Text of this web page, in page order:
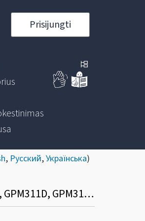
Prisijungti
, Русский,Українська)
Kuriais atvejais pildomi metinės pajamų mokesčio deklaracijos priedai (GPM311B, GPM311C, GPM311H, GPM311D, GPM311E, GPM311F, GPM311G)?